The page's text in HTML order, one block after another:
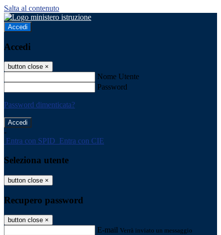
Salta al contenuto
Accedi
Accedi
button close ×
Nome Utente
Password
Password dimenticata?
-
Entra con SPID Entra con CIE
Seleziona utente
button close ×
Recupero password
button close ×
E-mail Verrà inviato un messaggio